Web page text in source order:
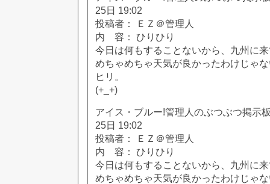
25日 19:02
投稿者： ＥＺ＠管理人
内 容： ひりひり
今日は何もすることないから、九州に
めちゃめちゃ天気が良かったわけじゃ
ヒリ。
(+_+)
アイス・ブルー!管理人のぶつぶつ掲示
25日 19:02
投稿者： ＥＺ＠管理人
内 容： ひりひり
今日は何もすることないから、九州に
めちゃめちゃ天気が良かったわけじゃ